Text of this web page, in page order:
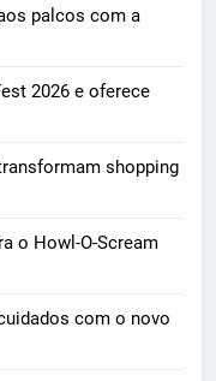
palcos com a
2026 e oferece
shopping
o Howl-O-Scream
com o novo